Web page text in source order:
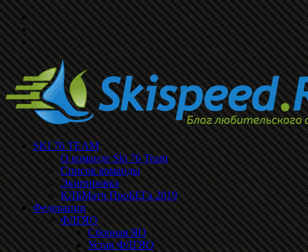
SKI 76 TEAM
О команде Ski 76 Team
Список команды
Экипировка
КЛБМатч ПроБЕГа 2019
Федерации
ФЛГЯО
Сборная ЯО
Устав ФЛГЯО